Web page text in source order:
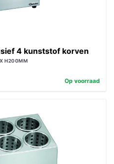
4 kunststof korven
H200MM
Op voorraad